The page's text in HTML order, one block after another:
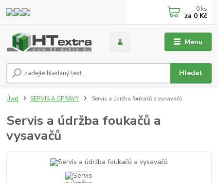
Menu
Hledat
0 ks
za 0 Kč
Úvod SERVIS A OPRAVY Servis a údržba foukačů a vysavačů
Servis a údržba foukačů a
vysavačů